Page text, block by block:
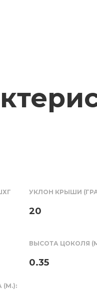
УКЛОН КРЫШИ
20
ВЫСОТА ЦОКОЛЯ
0.35
(М.):